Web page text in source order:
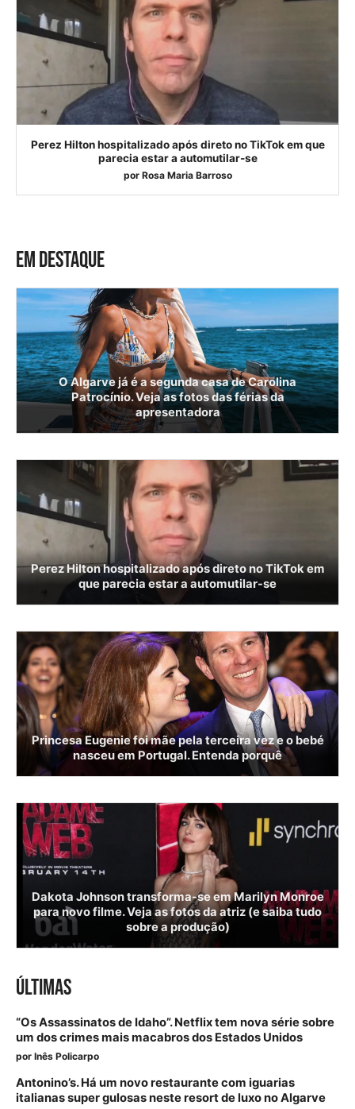
Perez Hilton hospitalizado após direto no TikTok em que
parecia estar a automutilar-se
por Rosa Maria Barroso
EM DESTAQUE
O Algarve já é a segunda casa de Carolina
Patrocínio. Veja as fotos das férias da
apresentadora
Perez Hilton hospitalizado após direto no TikTok em
que parecia estar a automutilar-se
Princesa Eugenie foi mãe pela terceira vez e o bebé
nasceu em Portugal. Entenda porquê
Dakota Johnson transforma-se em Marilyn Monroe
para novo filme. Veja as fotos da atriz (e saiba tudo
sobre a produção)
ÚLTIMAS
“Os Assassinatos de Idaho”. Netflix tem nova série sobre
um dos crimes mais macabros dos Estados Unidos
por Inês Policarpo
Antonino’s. Há um novo restaurante com iguarias
italianas super gulosas neste resort de luxo no Algarve